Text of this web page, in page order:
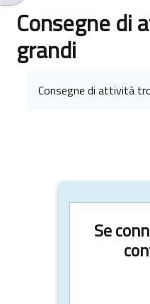
Consegne di
grandi
Consegne di attività
Se